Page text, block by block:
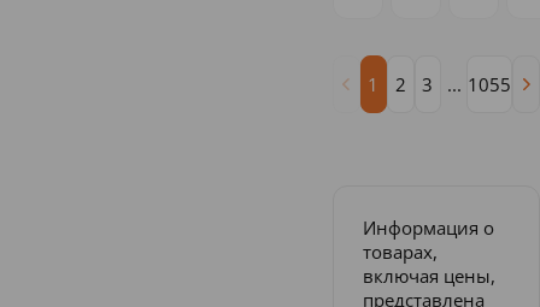
1 2 3 ... 1055
Информация о
товарах,
включая цены,
представлена